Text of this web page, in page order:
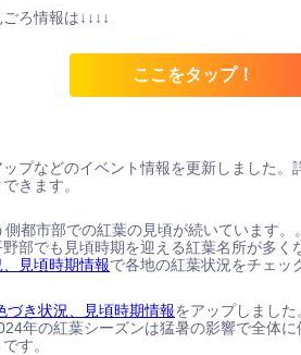
ろ情報は↓↓↓↓
ここをタップ！
プなどのイベント情報を更新しました。
きます。
側都市部での紅葉の見頃が続いています
部でも見頃時期を迎える紅葉名所が多く
見頃時期情報で各地の紅葉状況をチェッ
づき状況、見頃時期情報をアップしました
年の紅葉シーズンは猛暑の影響で全体
す。